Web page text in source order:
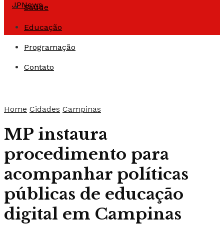
Saúde
Educação
Programação
Contato
Home Cidades Campinas
MP instaura
procedimento para
acompanhar políticas
públicas de educação
digital em Campinas